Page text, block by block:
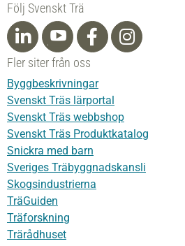
Följ Svenskt Trä
Fler siter från oss
Byggbeskrivningar
Svenskt Träs lärportal
Svenskt Träs webbshop
Svenskt Träs Produktkatalog
Snickra med barn
Sveriges Träbyggnadskansli
Skogsindustrierna
TräGuiden
Träforskning
Trärådhuset